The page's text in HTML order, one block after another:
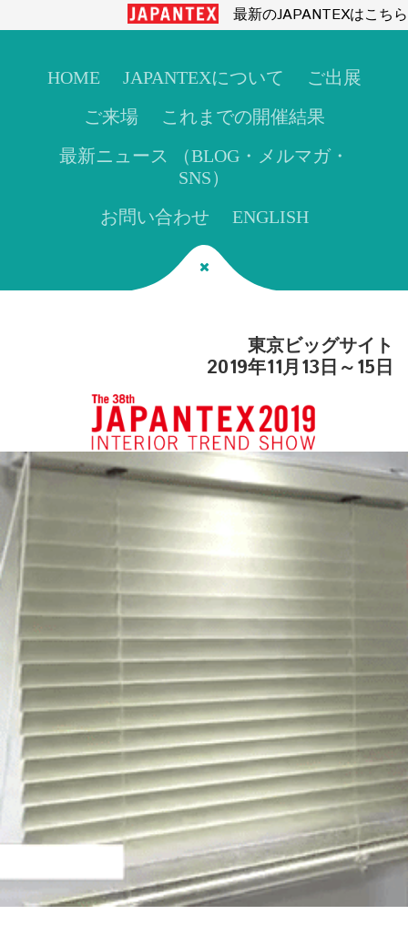
最新のJAPANTEXはこちら
HOME JAPANTEXについて
ご出展
ご来場
これまでの開催結果
最新ニュース （BLOG・メルマガ・
SNS）
お問い合わせ
ENGLISH
東京ビッグサイト
2019年11月13日～15日